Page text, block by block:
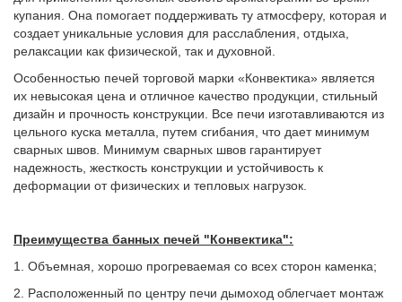
купания. Она помогает поддерживать ту атмосферу, которая и
создает уникальные условия для расслабления, отдыха,
релаксации как физической, так и духовной.
Особенностью печей торговой марки «Конвектика» является
их невысокая цена и отличное качество продукции, стильный
дизайн и прочность конструкции. Все печи изготавливаются из
цельного куска металла, путем сгибания, что дает минимум
сварных швов. Минимум сварных швов гарантирует
надежность, жесткость конструкции и устойчивость к
деформации от физических и тепловых нагрузок.
Преимущества банных печей "Конвектика":
1. Объемная, хорошо прогреваемая со всех сторон каменка;
2. Расположенный по центру печи дымоход облегчает монтаж